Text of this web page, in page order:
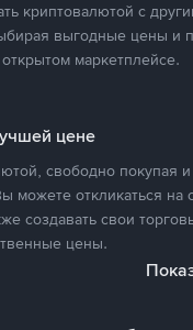
криптовалютой с
выгодные цены и
маркетплейсе.
цене
свободно покупая
можете откликаться на
создавать свои
цены.